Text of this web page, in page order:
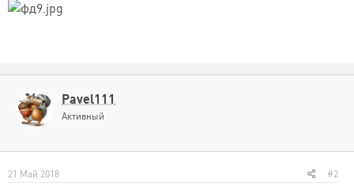
Pavel111
Активный
21 Май 2018 #2